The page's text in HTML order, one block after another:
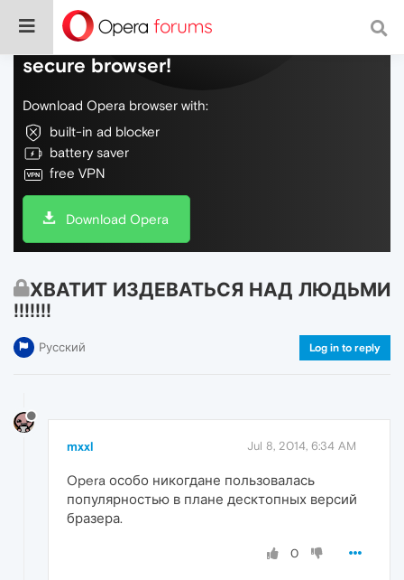
Do more on the web, with a fast and
secure browser!
Download Opera browser with:
built-in ad blocker
battery saver
free VPN
Download Opera
ХВАТИТ ИЗДЕВАТЬСЯ НАД ЛЮДЬМИ
!!!!!!!
Русский Log in to reply
mxxl Jul 8, 2014, 6:34 AM
Opera особо никогдане пользовалась
популярностью в плане десктопных версий
бразера.
0